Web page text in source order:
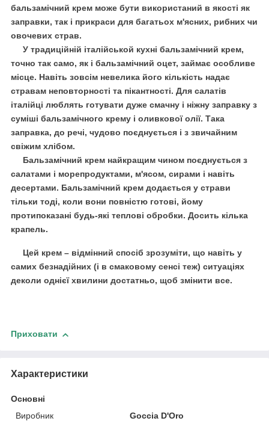
бальзамічний крем може бути використаний в якості як
заправки, так і прикраси для багатьох м'ясних, рибних чи
овочевих страв.
У традиційній італійськой кухні бальзамічний крем,
точно так само, як і бальзамічний оцет, займає особливе
місце. Навіть зовсім невелика його кількість надає
стравам неповторності та пікантності. Для салатів
італійці люблять готувати дуже смачну і ніжну заправку з
суміші бальзамічного крему і оливкової олії. Така
заправка, до речі, чудово поєднується і з звичайним
свіжим хлібом.
Бальзамічний крем найкращим чином поєднується з
салатами і морепродуктами, м'ясом, сирами і навіть
десертами. Бальзамічний крем додається у страви
тільки тоді, коли вони повністю готові, йому
протипоказані будь-які теплові обробки. Досить кілька
крапель.
Цей крем – відмінний спосіб зрозуміти, що навіть у
самих безнадійних (і в смаковому сенсі теж) ситуаціях
деколи однієї хвилини достатньо, щоб змінити все.
Приховати
Характеристики
Основні
Виробник
Goccia D'Oro